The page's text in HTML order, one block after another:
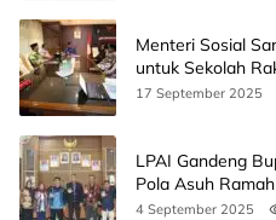
Menteri Sosial
untuk Sekolah
17 September 2025
LPAI Gandeng
Pola Asuh
Ini Jadwalnya
4 September 2025